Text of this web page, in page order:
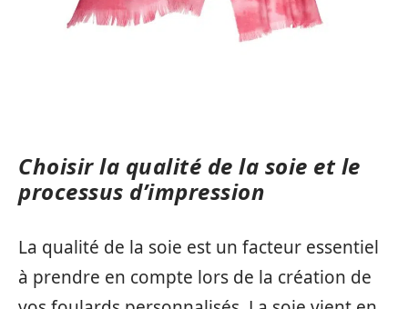
Choisir la qualité de la soie et le
processus d’impression
La qualité de la soie est un facteur essentiel
à prendre en compte lors de la création de